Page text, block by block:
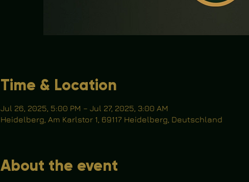
Time & Location
Jul 26, 2025, 5:00 PM – Jul 27, 2025, 3:00 AM
Heidelberg, Am Karlstor 1, 69117 Heidelberg, Deutschland
About the event